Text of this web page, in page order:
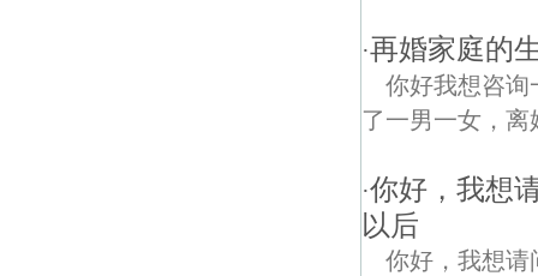
·再婚家庭的
你好我想咨询
了一男一女，
·你好，我想
以后
你好，我想请